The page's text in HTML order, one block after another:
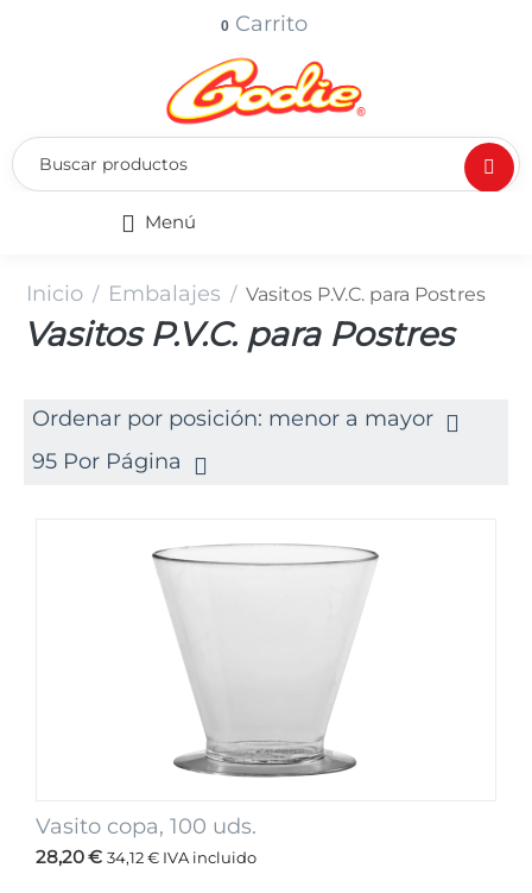
0 Carrito
Menú
Inicio / Embalajes / Vasitos P.V.C. para Postres
Vasitos P.V.C. para Postres
Ordenar por posición: menor a mayor
95 Por Página
Vasito copa, 100 uds.
28,20€ 34,12€ IVA incluido